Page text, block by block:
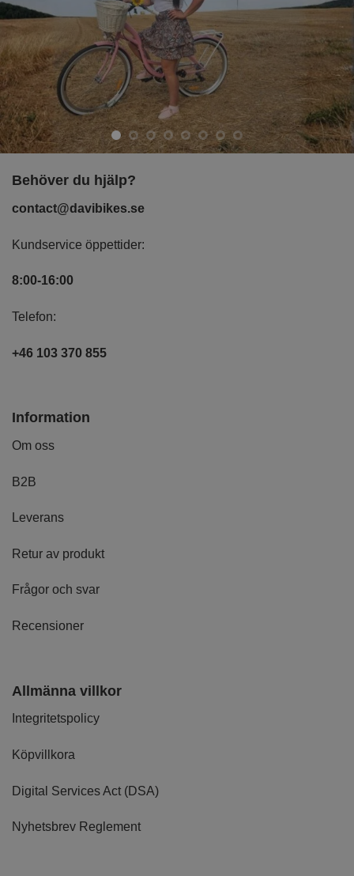
Behöver du hjälp?
contact@davibikes.se
Kundservice öppettider:
8:00-16:00
Telefon:
+46 103 370 855
Information
Om oss
B2B
Leverans
Retur av produkt
Frågor och svar
Recensioner
Allmänna villkor
Integritetspolicy
Köpvillkora
Digital Services Act (DSA)
Nyhetsbrev Reglement